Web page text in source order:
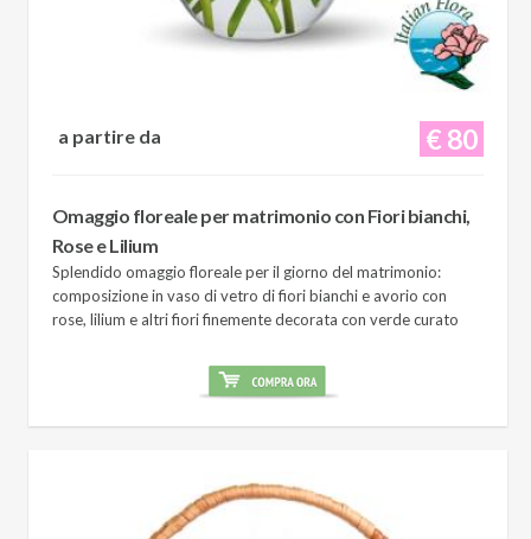
€ 80
a partire da
Omaggio floreale per matrimonio con Fiori bianchi,
Rose e Lilium
Splendido omaggio floreale per il giorno del matrimonio:
composizione in vaso di vetro di fiori bianchi e avorio con
rose, lilium e altri fiori finemente decorata con verde curato